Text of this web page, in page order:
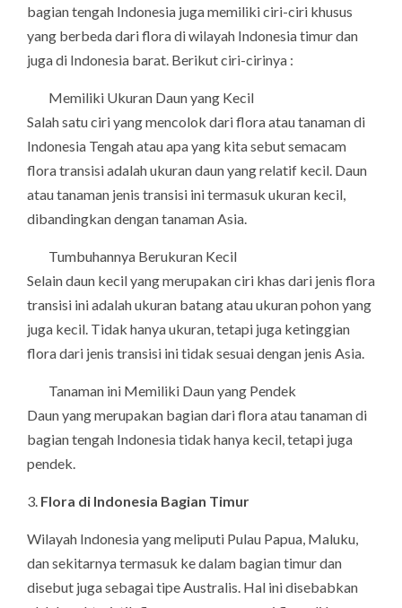
bagian tengah Indonesia juga memiliki ciri-ciri khusus
yang berbeda dari flora di wilayah Indonesia timur dan
juga di Indonesia barat. Berikut ciri-cirinya :
Memiliki Ukuran Daun yang Kecil
Salah satu ciri yang mencolok dari flora atau tanaman di
Indonesia Tengah atau apa yang kita sebut semacam
flora transisi adalah ukuran daun yang relatif kecil. Daun
atau tanaman jenis transisi ini termasuk ukuran kecil,
dibandingkan dengan tanaman Asia.
Tumbuhannya Berukuran Kecil
Selain daun kecil yang merupakan ciri khas dari jenis flora
transisi ini adalah ukuran batang atau ukuran pohon yang
juga kecil. Tidak hanya ukuran, tetapi juga ketinggian
flora dari jenis transisi ini tidak sesuai dengan jenis Asia.
Tanaman ini Memiliki Daun yang Pendek
Daun yang merupakan bagian dari flora atau tanaman di
bagian tengah Indonesia tidak hanya kecil, tetapi juga
pendek.
3. Flora di Indonesia Bagian Timur
Wilayah Indonesia yang meliputi Pulau Papua, Maluku,
dan sekitarnya termasuk ke dalam bagian timur dan
disebut juga sebagai tipe Australis. Hal ini disebabkan